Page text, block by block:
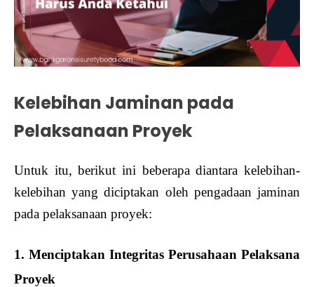
Kelebihan Jaminan pada
Pelaksanaan Proyek
Untuk itu, berikut ini beberapa diantara kelebihan-
kelebihan yang diciptakan oleh pengadaan jaminan
pada pelaksanaan proyek:
1. Menciptakan Integritas Perusahaan Pelaksana
Proyek